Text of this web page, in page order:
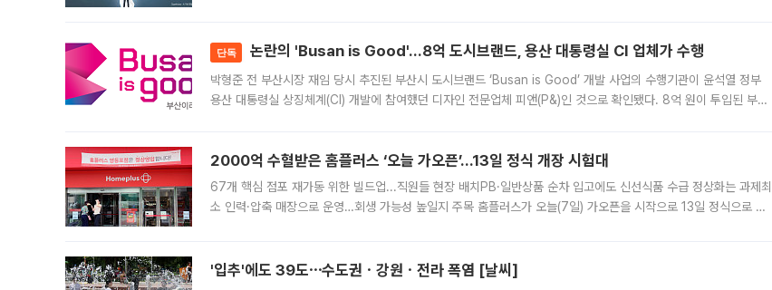
단독 논란의 'Busan is Good'…8억 도시브랜드, 용산 대통령실 CI 업체가 수행
박형준 전 부산시장 재임 당시 추진된 부산시 도시브랜드 ‘Busan is Good’ 개발 사업의 수행기관이 윤석열 정부
용산 대통령실 상징체계(CI) 개발에 참여했던 디자인 전문업체 피앤(P&)인 것으로 확인됐다. 8억 원이 투입된 부산
2000억 수혈받은 홈플러스 ‘오늘 가오픈’...13일 정식 개장 시험대
67개 핵심 점포 재가동 위한 빌드업...직원들 현장 배치PB·일반상품 순차 입고에도 신선식품 수급 정상화는 과제최
소 인력·압축 매장으로 운영…회생 가능성 높일지 주목 홈플러스가 오늘(7일) 가오픈을 시작으로 13일 정식으로 재
'입추'에도 39도⋯수도권ㆍ강원ㆍ전라 폭염 [날씨]